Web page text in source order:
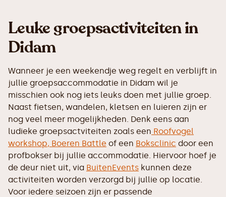
Leuke groepsactiviteiten in
Didam
Wanneer je een weekendje weg regelt en verblijft in
jullie groepsaccommodatie in Didam wil je
misschien ook nog iets leuks doen met jullie groep.
Naast fietsen, wandelen, kletsen en luieren zijn er
nog veel meer mogelijkheden. Denk eens aan
ludieke groepsactviteiten zoals een Roofvogel
workshop, Boeren Battle of een Boksclinic door een
profbokser bij jullie accommodatie. Hiervoor hoef je
de deur niet uit, via BuitenEvents kunnen deze
activiteiten worden verzorgd bij jullie op locatie.
Voor iedere seizoen zijn er passende